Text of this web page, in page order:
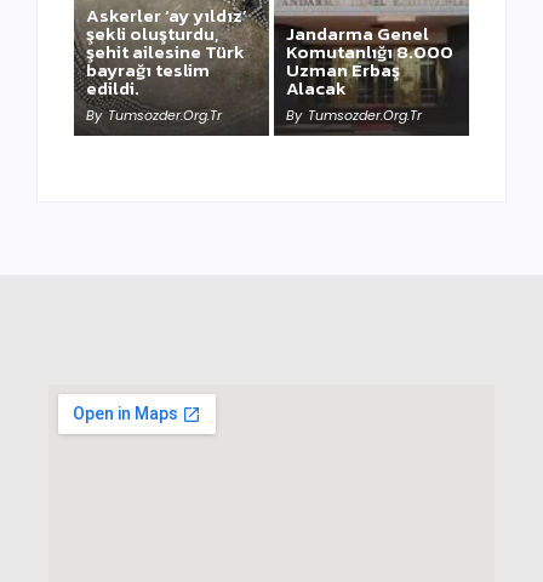
Askerler ‘ay yıldız’
şekli oluşturdu,
şehit ailesine Türk
bayrağı teslim
edildi.
By Tumsozder.org.tr
Jandarma Genel
Komutanlığı 8.000
Uzman Erbaş
Alacak
By Tumsozder.org.tr
NEWSWEEK’ iN
KAAN HABERİ
By Tumsozder.org.tr